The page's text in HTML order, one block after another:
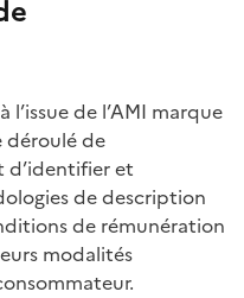
l’issue de l’AMI marque
déroulé de
d’identifier et
de description
de rémunération
modalités